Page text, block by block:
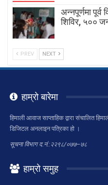
अन्नपूर्णमा पूर्व
शिविर, ५००
PREV NEXT
हाम्रो बारेमा
हिमाली आवाज साप्ताहिक द्वारा संचालित
डिजिटल अनलाइन पत्रिका हो ।
सूचना विभाग द.नं.:२२९८/०७७–७८
हाम्रो समुह